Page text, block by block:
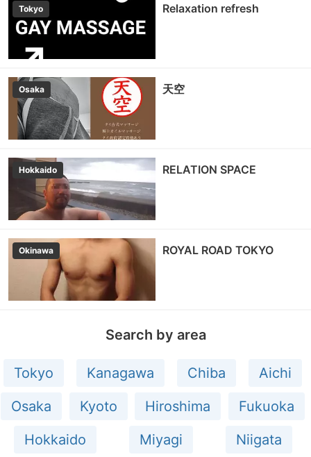
Tokyo Relaxation refresh
Osaka 天空
Hokkaido RELATION SPACE
Okinawa ROYAL ROAD TOKYO
Search by area
Tokyo Kanagawa Chiba
Aichi
Osaka
Kyoto Hiroshima
Fukuoka
Hokkaido
Miyagi
Niigata